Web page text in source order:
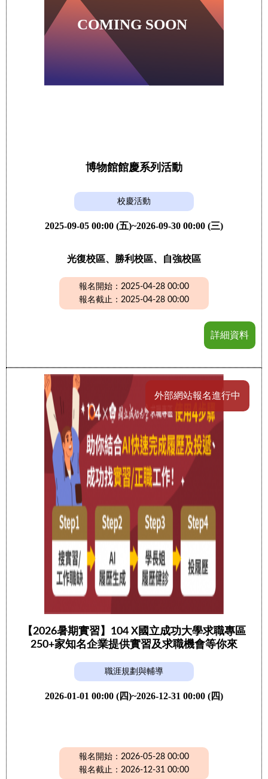
博物館館慶系列活動
校慶活動
2025-09-05 00:00 (五)~2026-09-30 00:00 (三)
光復校區、勝利校區、自強校區
報名開始：2025-04-28 00:00
報名截止：2025-04-28 00:00
詳細資料
外部網站報名進行中
【2026暑期實習】104 X國立成功大學求職專區
250+家知名企業提供實習及求職機會等你來
職涯規劃與輔導
2026-01-01 00:00 (四)~2026-12-31 00:00 (四)
報名開始：2026-05-28 00:00
報名截止：2026-12-31 00:00